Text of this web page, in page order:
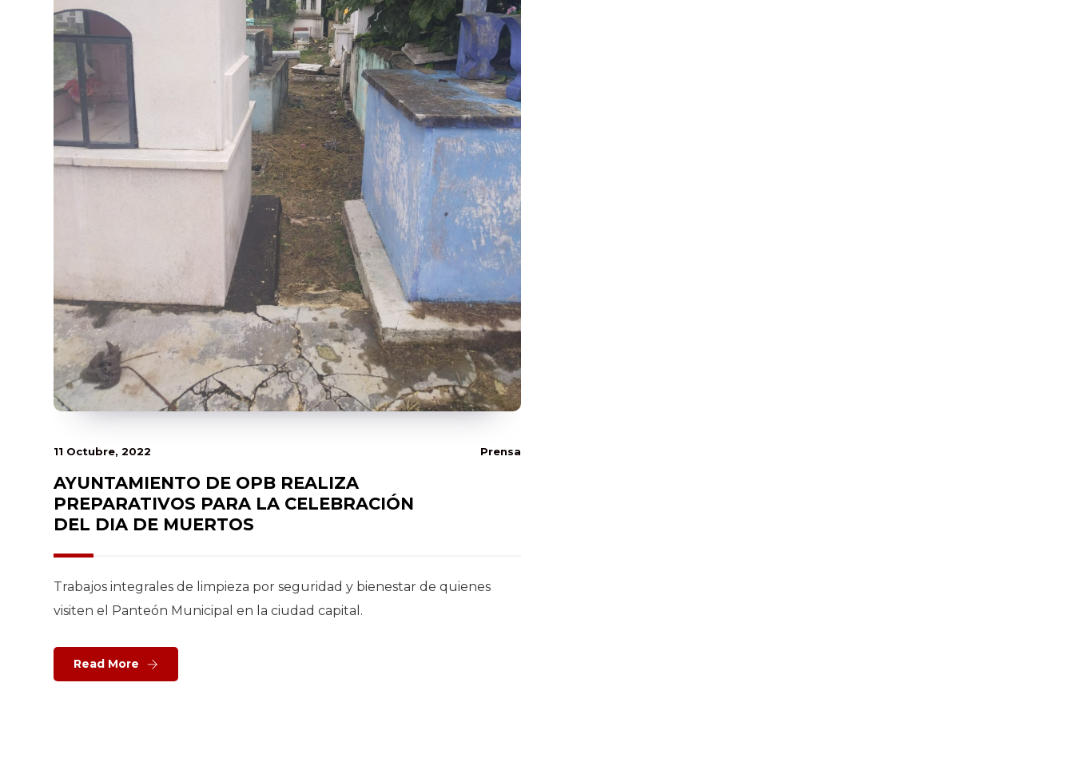
11 Octubre, 2022 Prensa
AYUNTAMIENTO DE OPB REALIZA
PREPARATIVOS PARA LA CELEBRACIÓN
DEL DIA DE MUERTOS
Trabajos integrales de limpieza por seguridad y bienestar de quienes
visiten el Panteón Municipal en la ciudad capital.
Read More